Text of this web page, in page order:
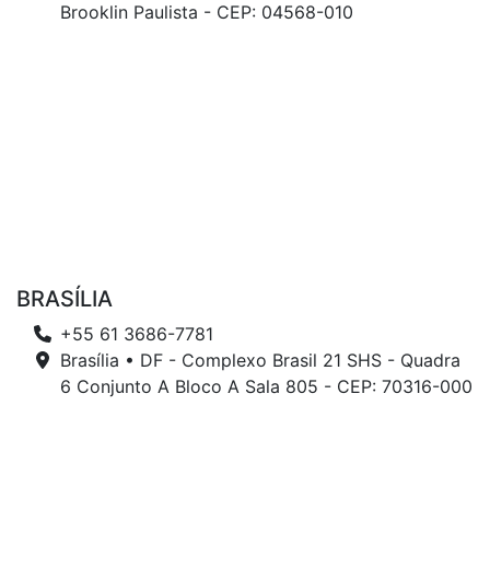
Brooklin Paulista - CEP: 04568-010
BRASÍLIA
+55 61 3686-7781
Brasília • DF - Complexo Brasil 21 SHS - Quadra
6 Conjunto A Bloco A Sala 805 - CEP: 70316-000